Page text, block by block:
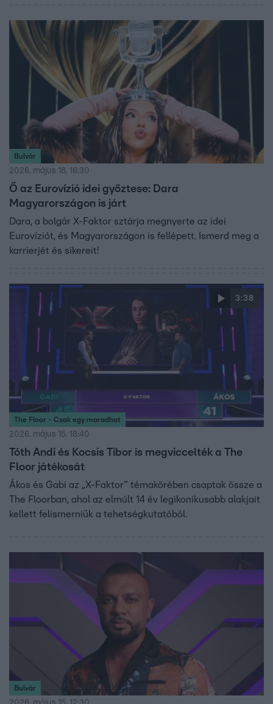
Bulvár
2026. május 18. 16:30
Ő az Eurovízió idei győztese: Dara
Magyarországon is járt
Dara, a bolgár X-Faktor sztárja megnyerte az idei
Eurovíziót, és Magyarországon is fellépett. Ismerd meg a
karrierjét és sikereit!
3:38
The Floor - Csak egy maradhat
2026. május 15. 18:40
Tóth Andi és Kocsis Tibor is megviccelték a The
Floor játékosát
Ákos és Gabi az „X-Faktor” témakörében csaptak össze a
The Floorban, ahol az elmúlt 14 év legikonikusabb alakjait
kellett felismerniük a tehetségkutatóból.
Bulvár